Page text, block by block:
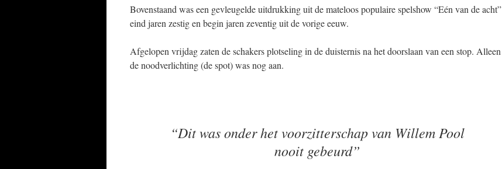
Bovenstaand was een gevleugelde uitdrukking uit de mateloos populaire spelshow “Eén van de acht”
eind jaren zestig en begin jaren zeventig uit de vorige eeuw.
Afgelopen vrijdag zaten de schakers plotseling in de duisternis na het doorslaan van een stop. Alleen
de noodverlichting (de spot) was nog aan.
“Dit was onder het voorzitterschap van Willem Pool
nooit gebeurd”